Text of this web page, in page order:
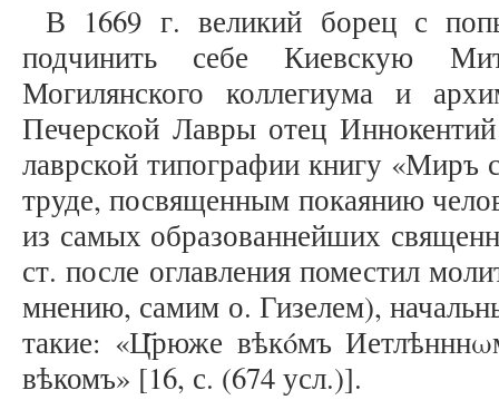
В 1669 г. великий борец с
подчинить себе Киевскую
Могилянского коллегиума и
Печерской Лавры отец
лаврской типографии книгу «Миръ
труде, посвященным покаянию
из самых образованнейших
ст. после оглавления поместил
мнению, самим о. Гизелем),
такие: «Ц҃рюже вѣкóмъ
вѣкомъ» [16, с. (674 усл.)].